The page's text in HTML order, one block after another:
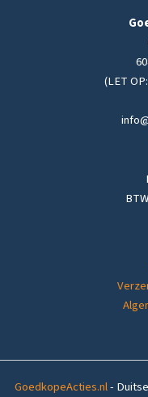
(LET OP:
GoedkopeActies.nl-